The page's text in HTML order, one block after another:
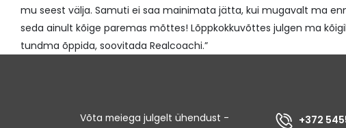
mu seest välja. Samuti ei saa mainimata jätta, kui mugavalt ma
seda ainult kõige paremas mõttes! Lõppkokkuvõttes julgen ma
tundma õppida, soovitada Realcoachi.”
Võta meiega julgelt ühendust -
+372